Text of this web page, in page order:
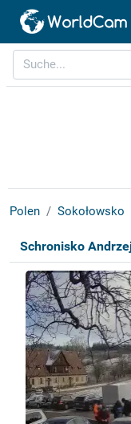
Polen Sokołowsko
Schronisko